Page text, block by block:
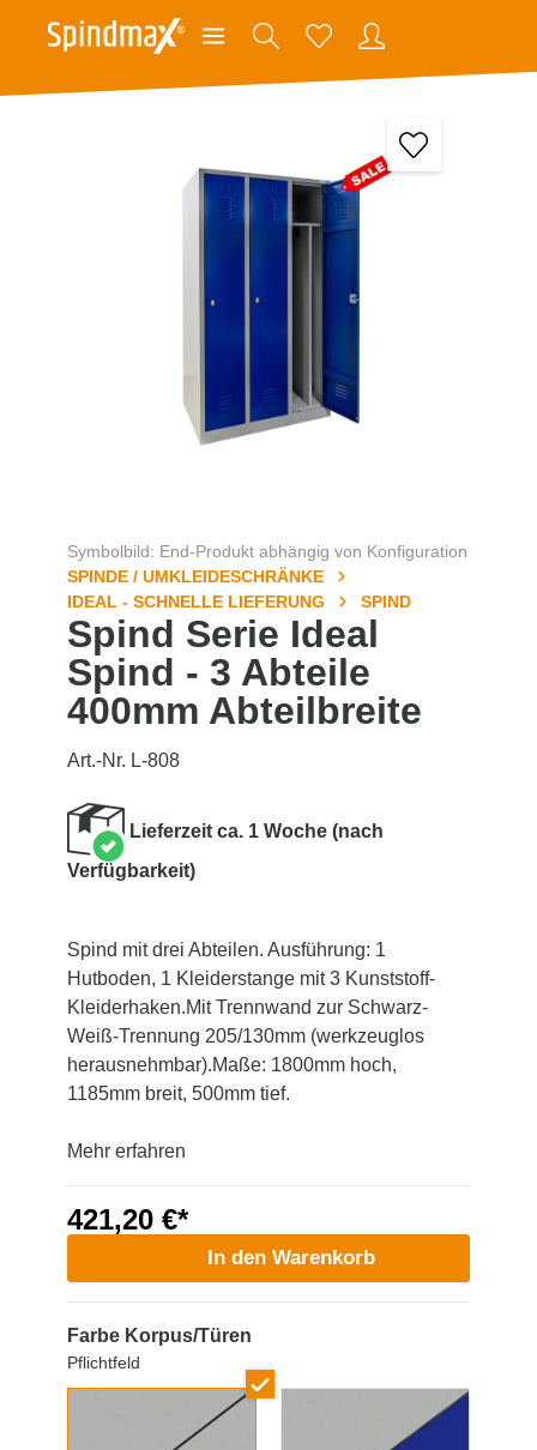
Symbolbild: End-Produkt abhängig von Konfiguration
SPINDE / UMKLEIDESCHRÄNKE
IDEAL - SCHNELLE LIEFERUNG
SPIND
Spind Serie Ideal
Spind - 3 Abteile
400mm Abteilbreite
Art.-Nr. L-808
Lieferzeit ca. 1 Woche (nach
Verfügbarkeit)
Spind mit drei Abteilen. Ausführung: 1
Hutboden, 1 Kleiderstange mit 3 Kunststoff-
Kleiderhaken.Mit Trennwand zur Schwarz-
Weiß-Trennung 205/130mm (werkzeuglos
herausnehmbar).Maße: 1800mm hoch,
1185mm breit, 500mm tief.
Mehr erfahren
421,20 €*
In den Warenkorb
Farbe Korpus/Türen
Pflichtfeld